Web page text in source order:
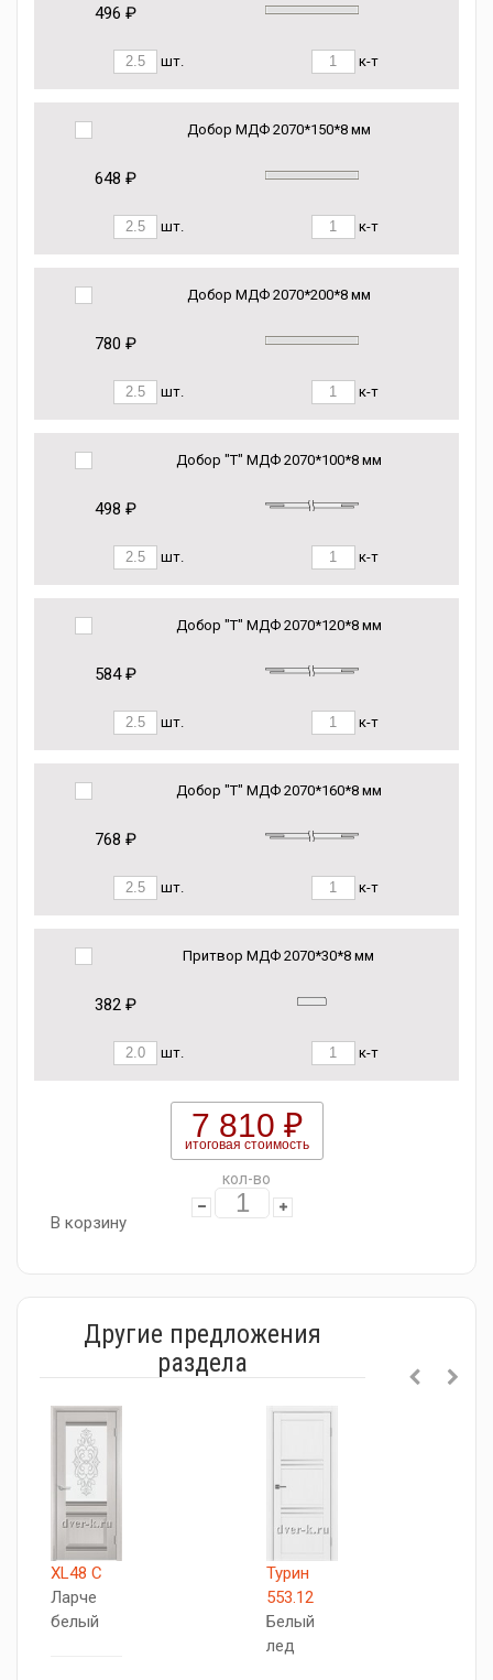
496 ₽
шт. к-т
Добор МДФ 2070*150*8 мм
648 ₽
шт. к-т
Добор МДФ 2070*200*8 мм
780 ₽
шт. к-т
Добор "Т" МДФ 2070*100*8 мм
498 ₽
шт. к-т
Добор "Т" МДФ 2070*120*8 мм
584 ₽
шт. к-т
Добор "Т" МДФ 2070*160*8 мм
768 ₽
шт. к-т
Притвор МДФ 2070*30*8 мм
382 ₽
шт. к-т
7 810 ₽
итоговая стоимость
кол-во
В корзину
Другие предложения
раздела
XL48 C
Ларче
белый
Турин
553.12
Белый
лед